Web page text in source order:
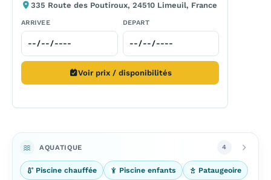
335 Route des Poutiroux, 24510 Limeuil, France
ARRIVEE DEPART
Voir prix / disponibilités
AQUATIQUE 4
Piscine chauffée Piscine enfants Pataugeoire